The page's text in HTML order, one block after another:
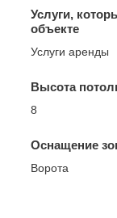
Услуги,
объекте
Услуги аренды
Высота
8
Оснащение
Ворота